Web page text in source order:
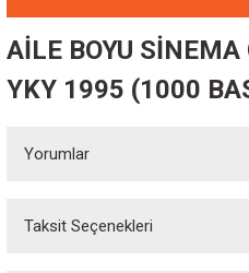
AİLE BOYU
YKY 1995 (1000
Yorumlar
Taksit Seçenekleri